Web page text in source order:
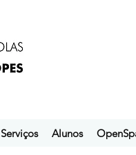
Serviços Alunos